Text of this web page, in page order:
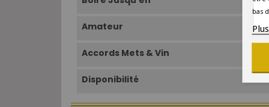
Amateur
Accords Mets & Vin
Disponibilité
bas